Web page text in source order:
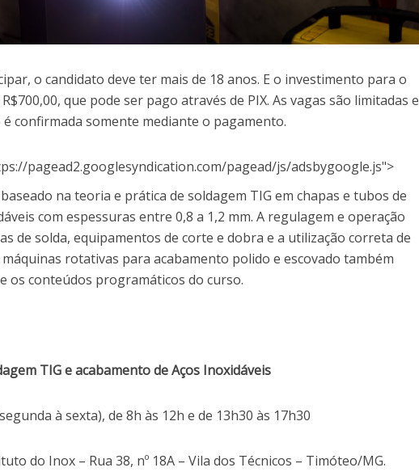
o candidato deve ter mais de 18 anos. E o investimento para o
que pode ser pago através de PIX. As vagas são limitadas e
é confirmada somente mediante o pagamento.
pagead2.googlesyndication.com/pagead/js/adsbygoogle.js">
na teoria e prática de soldagem TIG em chapas e tubos de
com espessuras entre 0,8 a 1,2 mm. A regulagem e operação
de solda, equipamentos de corte e dobra e a utilização correta de
rotativas para acabamento polido e escovado também
os conteúdos programáticos do curso.
TIG e acabamento de Aços Inoxidáveis
à sexta), de 8h às 12h e de 13h30 às 17h30
do Inox – Rua 38, nº 18A – Vila dos Técnicos – Timóteo/MG.